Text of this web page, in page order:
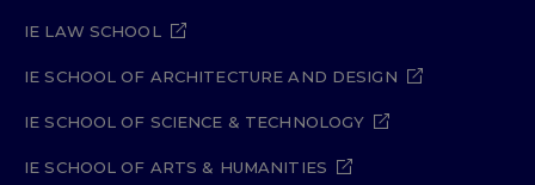
IE LAW SCHOOL
IE SCHOOL OF ARCHITECTURE AND DESIGN
IE SCHOOL OF SCIENCE & TECHNOLOGY
IE SCHOOL OF ARTS & HUMANITIES